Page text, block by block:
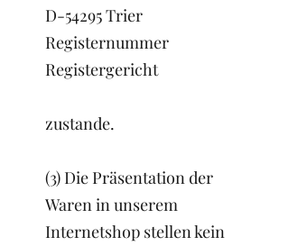
D-54295 Trier
Registernummer
Registergericht
zustande.
(3) Die Präsentation der
Waren in unserem
Internetshop stellen kein